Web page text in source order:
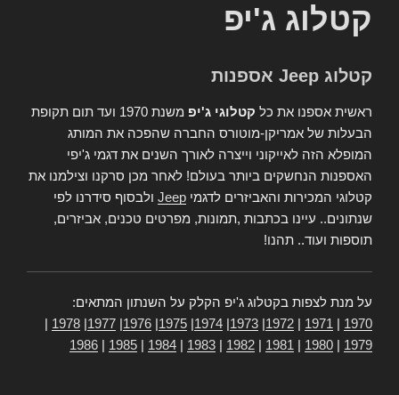
קטלוג ג'יפ
קטלוג Jeep אספנות
ראשית אספנו את כל קטלוגי ג'יפ
משנת 1970 ועד תום תקופת
הבעלות של אמריקן-מוטורס החברה שהפכה את המותג
המופלא הזה לאייקוני וייצרה לאורך השנים את דגמי ג'יפי
האספנות הנחשקים ביותר בעולם! לאחר מכן סרקנו וצילמנו את
קטלוגי המכירות והאביזרים לדגמי Jeep ולבסוף סידרנו לפי
שנתונים.. עיינו בכתבות ,תמונות, מפרטים טכנים, אביזרים,
תוספות ועוד.. תהנו!
על מנת לצפות בקטלוג ג'יפ הקלק על השנתון המתאים:
1970
1971
1972
1973
1974
1975
1976
1977
1978
1979
1980
1981
1982
1983
1984
1985
1986